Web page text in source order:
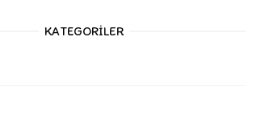
KATEGORILER